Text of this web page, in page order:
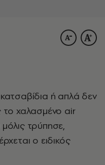
ή απλά δεν
το χαλασμένο air
τρύπησε,
ο ειδικός